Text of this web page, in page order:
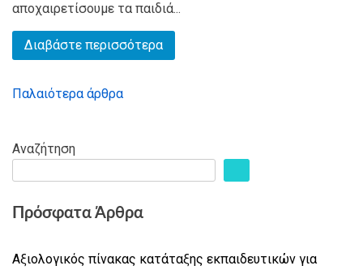
αποχαιρετίσουμε τα παιδιά...
Διαβάστε περισσότερα
Πλοήγηση
άρθρων
Παλαιότερα άρθρα
Αναζήτηση
Πρόσφατα Άρθρα
Αξιολογικός πίνακας κατάταξης εκπαιδευτικών για